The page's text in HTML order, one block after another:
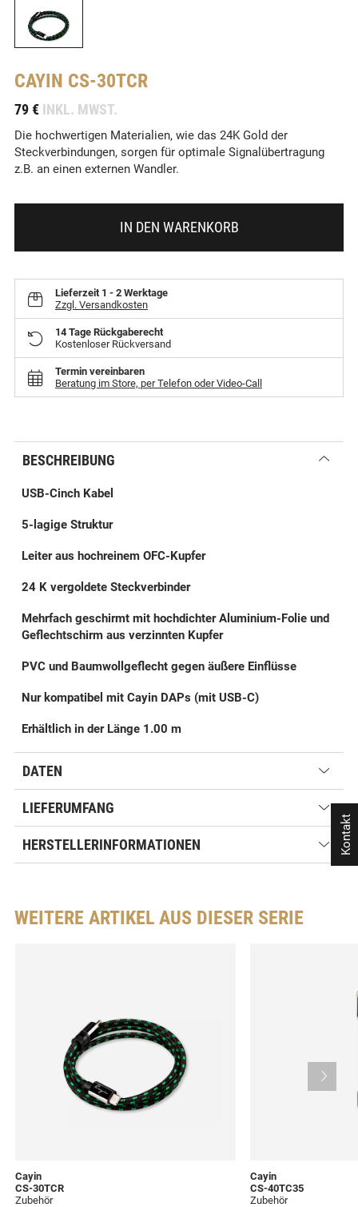
CAYIN CS-30TCR
79 € INKL. MWST.
Die hochwertigen Materialien, wie das 24K Gold der
Steckverbindungen, sorgen für optimale Signalübertragung
z.B. an einen externen Wandler.
IN DEN WARENKORB
Lieferzeit 1 - 2 Werktage
Zzgl. Versandkosten
14 Tage Rückgaberecht
Kostenloser Rückversand
Termin vereinbaren
Beratung im Store, per Telefon oder Video-Call
BESCHREIBUNG
USB-Cinch Kabel
5-lagige Struktur
Leiter aus hochreinem OFC-Kupfer
24 K vergoldete Steckverbinder
Mehrfach geschirmt mit hochdichter Aluminium-Folie und
Geflechtschirm aus verzinnten Kupfer
PVC und Baumwollgeflecht gegen äußere Einflüsse
Nur kompatibel mit Cayin DAPs (mit USB-C)
Erhältlich in der Länge 1.00 m
DATEN
LIEFERUMFANG
HERSTELLERINFORMATIONEN
WEITERE ARTIKEL AUS DIESER SERIE
Cayin
CS-30TCR
Zubehör
Cayin
CS-40TC35
Zubehör
Kontakt